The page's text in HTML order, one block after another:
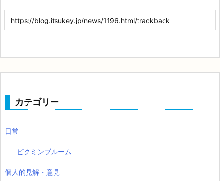
カテゴリー
日常
ピクミンブルーム
個人的見解・意見